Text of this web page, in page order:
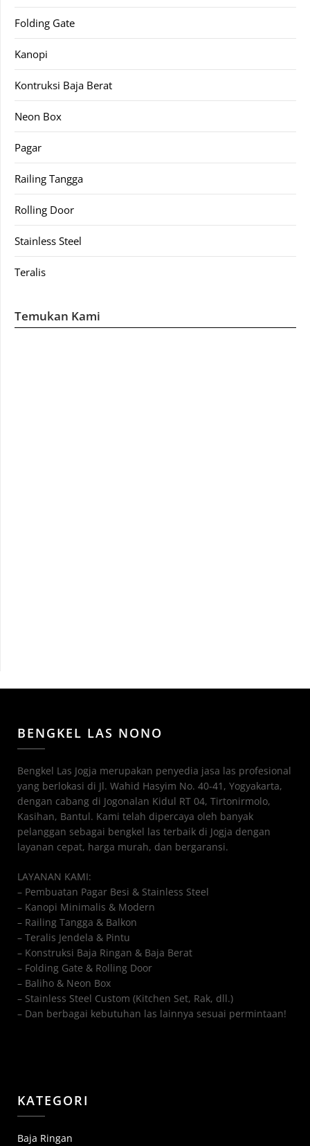
Folding Gate
Kanopi
Kontruksi Baja Berat
Neon Box
Pagar
Railing Tangga
Rolling Door
Stainless Steel
Teralis
Temukan Kami
BENGKEL LAS NONO
Bengkel Las Jogja merupakan penyedia jasa las profesional
yang berlokasi di Jl. Wahid Hasyim No. 40-41, Yogyakarta,
dengan cabang di Jogonalan Kidul RT 04, Tirtonirmolo,
Kasihan, Bantul. Kami telah dipercaya oleh banyak
pelanggan sebagai bengkel las terbaik di Jogja dengan
layanan cepat, harga murah, dan bergaransi.
LAYANAN KAMI:
– Pembuatan Pagar Besi & Stainless Steel
– Kanopi Minimalis & Modern
– Railing Tangga & Balkon
– Teralis Jendela & Pintu
– Konstruksi Baja Ringan & Baja Berat
– Folding Gate & Rolling Door
– Baliho & Neon Box
– Stainless Steel Custom (Kitchen Set, Rak, dll.)
– Dan berbagai kebutuhan las lainnya sesuai permintaan!
KATEGORI
Baja Ringan